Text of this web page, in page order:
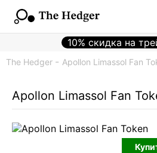
10% скидка на
The Hedger Apollon Limassol Fan
Apollon Limassol Fan